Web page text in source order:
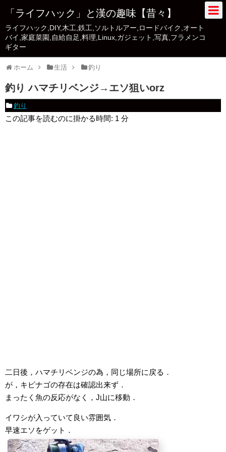
「ライフハック」と漢の趣味【昔々】
ライフハック,DIY,木工,鉄工,ソルトルアー,ロードバイク,オート
バイ,家庭菜園,自給自足,料理,Linux,ガジェット,写真,フラメンコ
ギター
ホーム 生活 釣り
釣り ハマチリベンジ→エソ狙いorz
釣り
この記事を読むのに掛かる時間: 1 分
二日後，ハマチリベンジの為，同じ場所に戻る．
が，キビナゴの存在は確認出来ず．
まったく魚の反応がなく，J山に移動．
イワシが入っていて良い雰囲気．
早速エソをゲット．